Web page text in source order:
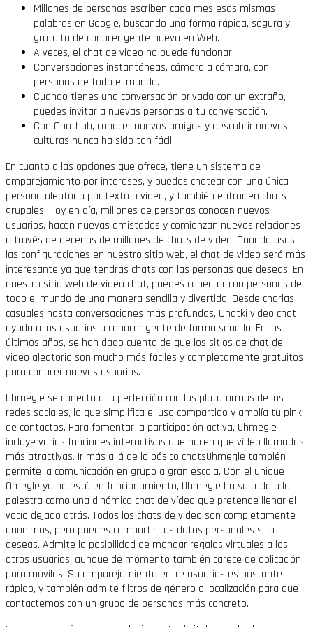
Millones de personas escriben cada mes esas mismas
palabras en Google, buscando una forma rápida, segura y
gratuita de conocer gente nueva en Web.
A veces, el chat de video no puede funcionar.
Conversaciones instantáneas, cámara a cámara, con
personas de todo el mundo.
Cuando tienes una conversación privada con un extraño,
puedes invitar a nuevas personas a tu conversación.
Con Chathub, conocer nuevos amigos y descubrir nuevas
culturas nunca ha sido tan fácil.
En cuanto a las opciones que ofrece, tiene un sistema de
emparejamiento por intereses, y puedes chatear con una única
persona aleatoria por texto o vídeo, y también entrar en chats
grupales. Hoy en día, millones de personas conocen nuevos
usuarios, hacen nuevas amistades y comienzan nuevas relaciones
a través de decenas de millones de chats de video. Cuando usas
las configuraciones en nuestro sitio web, el chat de video será más
interesante ya que tendrás chats con las personas que deseas. En
nuestro sitio web de video chat, puedes conectar con personas de
todo el mundo de una manera sencilla y divertida. Desde charlas
casuales hasta conversaciones más profundas, Chatki video chat
ayuda a los usuarios a conocer gente de forma sencilla. En los
últimos años, se han dado cuenta de que los sitios de chat de
video aleatorio son mucho más fáciles y completamente gratuitos
para conocer nuevos usuarios.
Uhmegle se conecta a la perfección con las plataformas de las
redes sociales, lo que simplifica el uso compartido y amplía tu pink
de contactos. Para fomentar la participación activa, Uhmegle
incluye varias funciones interactivas que hacen que vídeo llamadas
más atractivas. Ir más allá de lo básico chatsUhmegle también
permite la comunicación en grupo a gran escala. Con el unique
Omegle ya no está en funcionamiento, Uhmegle ha saltado a la
palestra como una dinámica chat de vídeo que pretende llenar el
vacío dejado atrás. Todos los chats de video son completamente
anónimos, pero puedes compartir tus datos personales si lo
deseas. Admite la posibilidad de mandar regalos virtuales a los
otros usuarios, aunque de momento también carece de aplicación
para móviles. Su emparejamiento entre usuarios es bastante
rápido, y también admite filtros de género o localización para que
contactemos con un grupo de personas más concreto.